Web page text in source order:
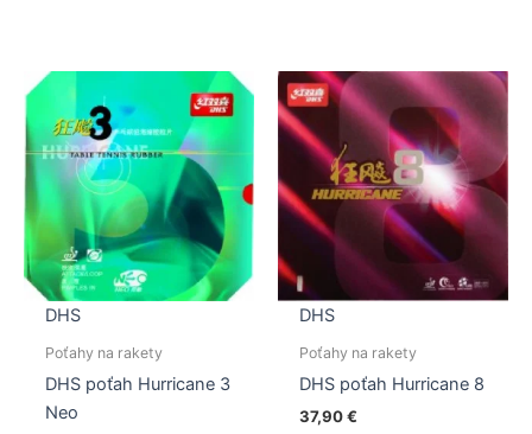
Možnosti
si
môžete
vybrať
na
stránke
produktu.
si
vybrať
na
DHS
Poťahy na rakety
DHS poťah Hurricane 3
Neo
DHS
Poťahy na rakety
DHS poťah Hurricane 8
37,90€